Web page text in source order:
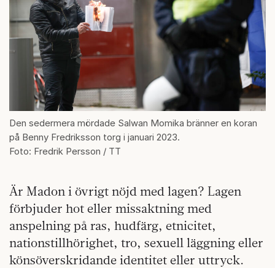
Den sedermera mördade Salwan Momika bränner en koran
på Benny Fredriksson torg i januari 2023.
Foto: Fredrik Persson / TT
Är Madon i övrigt nöjd med lagen? Lagen
förbjuder hot eller missaktning med
anspelning på ras, hudfärg, etnicitet,
nationstillhörighet, tro, sexuell läggning eller
könsöverskridande identitet eller uttryck.